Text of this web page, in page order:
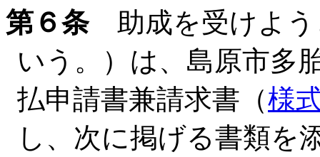
第６条助成を受けよう
いう。）は、島原市多
払申請書兼請求書（様
し、次に掲げる書類を